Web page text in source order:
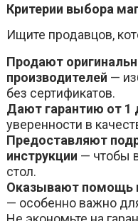
Критерии выбора
Ищите продавцов,
Продают
производителей —
без сертификатов.
Дают гарантию от 1
уверенности в
Предоставляют
инструкции — чтобы
стол.
Оказывают помощь
— особенно важно